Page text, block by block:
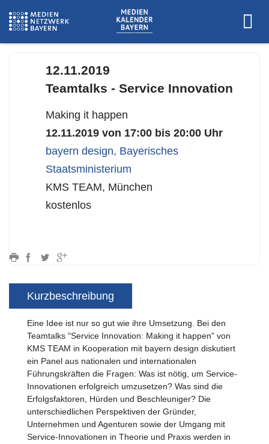
12.11.2019
Teamtalks - Service Innovation
Making it happen
12.11.2019 von 17:00 bis 20:00 Uhr
bayern design, Bayerisches
Staatsministerium
KMS TEAM, München
kostenlos
Kurzbeschreibung
Eine Idee ist nur so gut wie ihre Umsetzung. Bei den
Teamtalks "Service Innovation: Making it happen" von
KMS TEAM in Kooperation mit bayern design diskutiert
ein Panel aus nationalen und internationalen
Führungskräften die Fragen: Was ist nötig, um Service-
Innovationen erfolgreich umzusetzen? Was sind die
Erfolgsfaktoren, Hürden und Beschleuniger? Die
unterschiedlichen Perspektiven der Gründer,
Unternehmen und Agenturen sowie der Umgang mit
Service-Innovationen in Theorie und Praxis werden in